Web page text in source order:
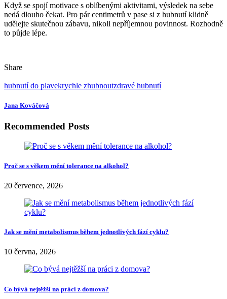
Když se spojí motivace s oblíbenými aktivitami, výsledek na sebe
nedá dlouho čekat. Pro pár centimetrů v pase si z hubnutí klidně
udělejte skutečnou zábavu, nikoli nepříjemnou povinnost. Rozhodně
to půjde lépe.
Share
hubnutí do plavekrychle zhubnoutzdravé hubnutí
Jana Kováčová
Recommended Posts
Proč se s věkem mění tolerance na alkohol?
20 července, 2026
Jak se mění metabolismus během jednotlivých fází cyklu?
10 června, 2026
Co bývá nejtěžší na práci z domova?